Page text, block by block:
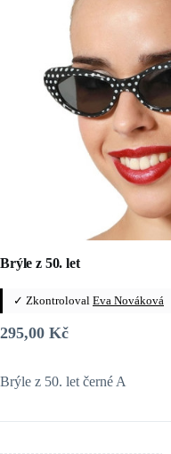
Brýle z 50. let
✓ Zkontroloval Eva Nováková
295,00 Kč
Brýle z 50. let černé A